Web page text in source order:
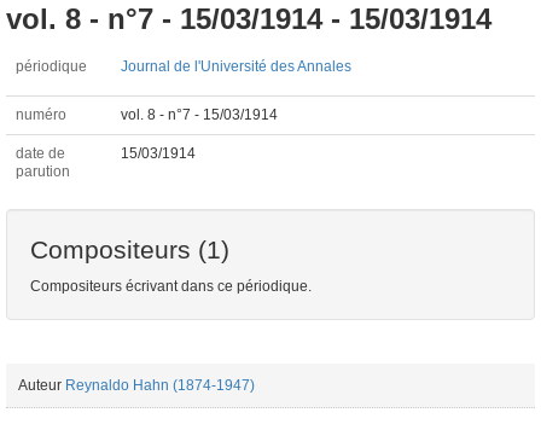
vol. 8 - n°7 - 15/03/1914 - 15/03/1914
périodique Journal de l'Université des Annales
numéro vol. 8 - n°7 - 15/03/1914
date de
parution
15/03/1914
Compositeurs (1)
Compositeurs écrivant dans ce périodique.
Auteur Reynaldo Hahn (1874-1947)